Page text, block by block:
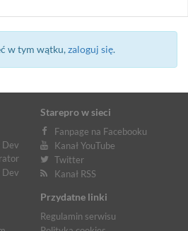
w tym wątku,zaloguj się.
Starepro w sieci
Fanpage na Facebooku
Kanał YouTube
Twitter
Kanał RSS
Przydatne linki
Regulamin serwisu